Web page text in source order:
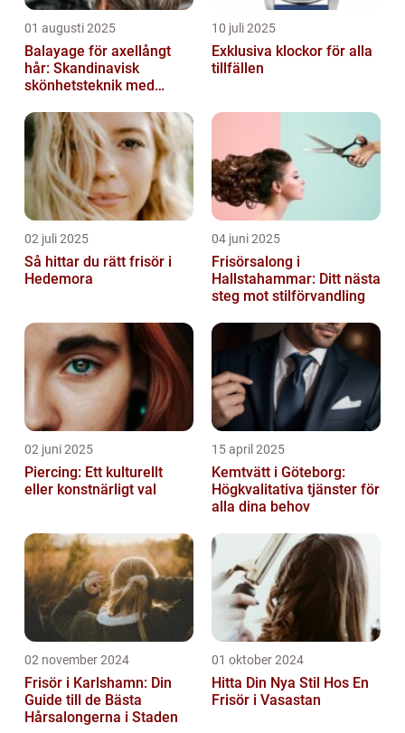
01 augusti 2025
Balayage för axellångt
hår: Skandinavisk
skönhetsteknik med
10 juli 2025
Exklusiva klockor för alla
tillfällen
02 juli 2025
Så hittar du rätt frisör i
Hedemora
04 juni 2025
Frisörsalong i
Hallstahammar: Ditt nästa
steg mot stilförvandling
02 juni 2025
Piercing: Ett kulturellt
eller konstnärligt val
15 april 2025
Kemtvätt i Göteborg:
Högkvalitativa tjänster för
alla dina behov
02 november 2024
Frisör i Karlshamn: Din
Guide till de Bästa
Hårsalongerna i Staden
01 oktober 2024
Hitta Din Nya Stil Hos En
Frisör i Vasastan